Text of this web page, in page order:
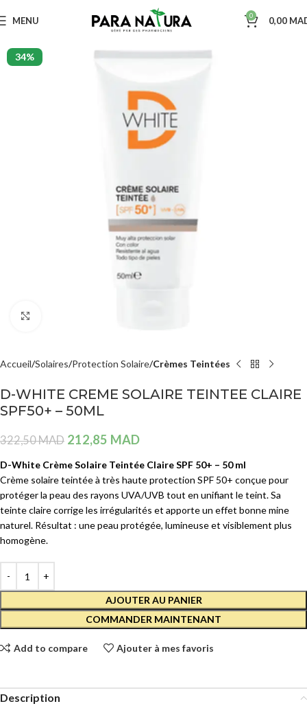
MENU 0 0,00
34%
Accueil Solaires Protection Solaire Crèmes Teintées
D-WHITE CREME SOLAIRE TEINTEE CLAIRE
SPF50+ – 50ML
322,50MAD 212,85 MAD
D-White Crème Solaire Teintée Claire SPF 50+ – 50 ml
Crème solaire teintée à très haute protection SPF 50+ conçue pour
protéger la peau des rayons UVA/UVB tout en unifiant le teint. Sa
teinte claire corrige les irrégularités et apporte un effet bonne mine
naturel. Résultat : une peau protégée, lumineuse et visiblement plus
homogène.
AJOUTER AU PANIER
COMMANDER MAINTENANT
Add to compare Ajouter à mes favoris
Description